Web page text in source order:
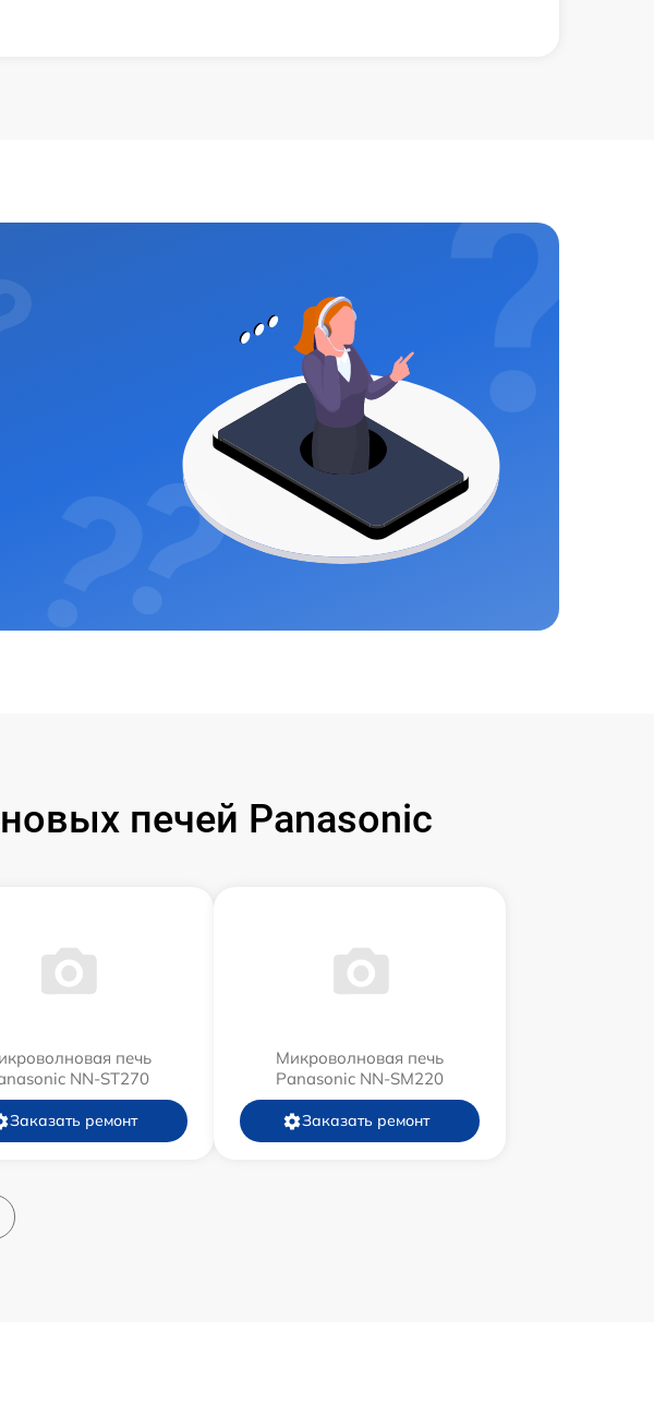
печей Panasonic
печь
NN-ST270
Заказать ремонт
Микроволновая печь
Panasonic NN-SM220
Заказать ремонт